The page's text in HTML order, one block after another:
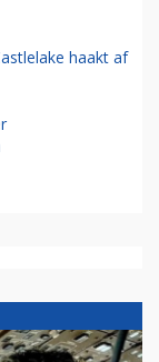
haakt af